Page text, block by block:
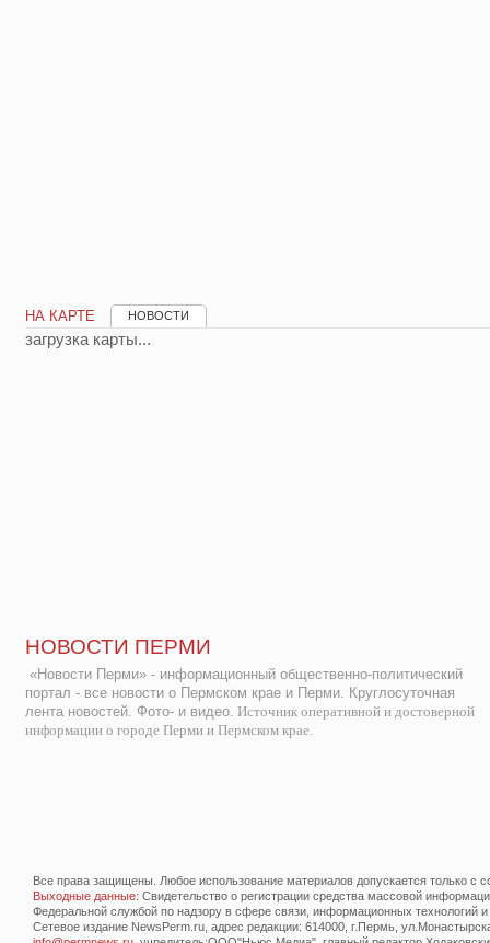
НА КАРТЕ НОВОСТИ
загрузка карты...
НОВОСТИ ПЕРМИ
«Новости Перми» - информационный общественно-политический
портал - все новости о Пермском крае и Перми. Круглосуточная
лента новостей. Фото- и видео. Источник оперативной и достоверной
информации о городе Перми и Пермском крае.
Все права защищены. Любое использование материалов допускается только с
Выходные данные: Свидетельство о регистрации средства массовой
Федеральной службой по надзору в сфере связи, информационных технологий
Сетевое издание NewsPerm.ru, адрес редакции: 614000, г.Пермь,